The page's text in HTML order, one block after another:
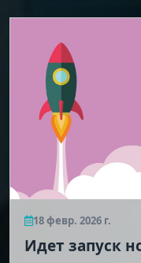
18 февр. 2026 г.
Идет запуск